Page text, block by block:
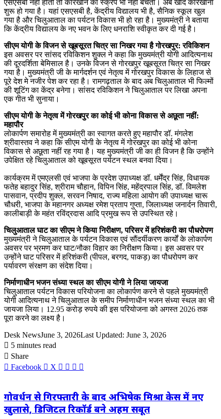
एसएसबी नहीं होती तो कारखाने का स्क्रैप भी नहीं बचता। अब खाद कारखाना
शुरू हो गया है। यहां एसएसबी है, केंद्रीय विद्यालय भी है, सैनिक स्कूल खुल
गया है और चिलुआताल का पर्यटन विकास भी हो रहा है। मुख्यमंत्री ने बताया
कि केंद्रीय विद्यालय के नए भवन के लिए धनराशि स्वीकृत कर दी गई है।
सीएम योगी के विजन से खूबसूरत चित्र सा निखर गया है गोरखपुर: रविकिशन
इस अवसर पर सांसद रविकिशन शुक्ल ने कहा कि मुख्यमंत्री योगी आदित्यनाथ
की दूरदर्शिता बेमिसाल है। उनके विजन से गोरखपुर खूबसूरत चित्र सा निखर
गया है। मुख्यमंत्री जी के मार्गदर्शन एवं नेतृत्व में गोरखपुर विकास के लिहाज से
पूरे देश मे नजीर पेश कर रहा है। रामगढ़ताल के बाद अब चिलुआताल भी फिल्मों
की शूटिंग का केंद्र बनेगा। सांसद रविकिशन ने चिलुआताल पर लिखा अपना
एक गीत भी सुनाया।
सीएम योगी के नेतृत्व में गोरखपुर का कोई भी कोना विकास से अछूता नहीं:
महापौर
लोकार्पण समारोह में मुख्यमंत्री का स्वागत करते हुए महापौर डॉ. मंगलेश
श्रीवास्तव ने कहा कि सीएम योगी के नेतृत्व में गोरखपुर का कोई भी कोना
विकास से अछूता नहीं रह गया है। यह मुख्यमंत्री जी का ही विजन है कि उन्होंने
उपेक्षित रहे चिलुआताल को खूबसूरत पर्यटन स्थल बनवा दिया।
कार्यक्रम में एमएलसी एवं भाजपा के प्रदेश उपाध्यक्ष डॉ. धर्मेंद्र सिंह, विधायक
फतेह बहादुर सिंह, श्रीराम चौहान, विपिन सिंह, महेंद्रपाल सिंह, डॉ. विमलेश
पासवान, प्रदीप शुक्ल, सरवन निषाद, राज्य महिला आयोग की उपाध्यक्ष चारू
चौधरी, भाजपा के महानगर अध्यक्ष रमेश प्रताप गुप्ता, जिलाध्यक्ष जनार्दन तिवारी,
कालीबाड़ी के महंत रविंद्रदास आदि प्रमुख रूप से उपस्थित रहे।
चिलुआताल घाट का सीएम ने किया निरीक्षण, परिसर में हरिशंकरी का पौधरोपण
मुख्यमंत्री ने चिलुआताल के पर्यटन विकास एवं सौंदर्यीकरण कार्यों के लोकार्पण
अवसर पर भ्रमण कर घाट/नौका विहार का निरीक्षण किया। इस अवसर पर
उन्होंने घाट परिसर में हरिशंकरी (पीपल, बरगद, पाकड़) का पौधरोपण कर
पर्यावरण संरक्षण का संदेश दिया।
निर्माणाधीन भजन संध्या स्थल का सीएम योगी ने लिया जायजा
चिलुआताल पर्यटन विकास परियोजना का लोकार्पण करने से पहले मुख्यमंत्री
योगी आदित्यनाथ ने चिलुआताल के समीप निर्माणाधीन भजन संध्या स्थल का भी
जायजा लिया। 12.95 करोड़ रुपये की इस परियोजना को अगस्त 2026 तक
पूरा करने का लक्ष्य है।
Desk NewsJune 3, 2026Last Updated: June 3, 2026
5 minutes read
Share
Facebook
X LinkedIn
WhatsApp
Share
गोवर्धन से गिरफ्तारी के बाद अभिषेक मिश्रा केस में नए
खुलासे, डिजिटल रिकॉर्ड बने अहम सबूत